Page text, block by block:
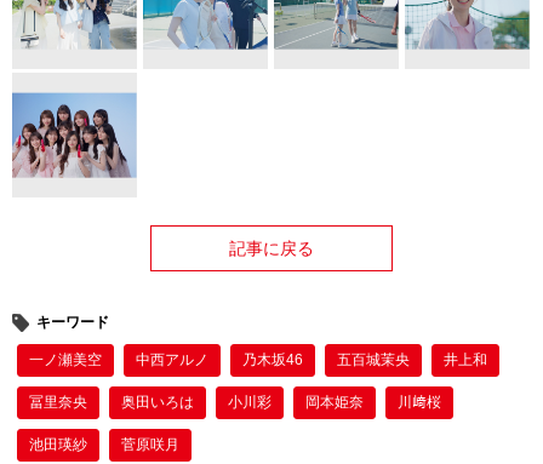
記事に戻る
キーワード
一ノ瀬美空 中西アルノ 乃木坂46 五百城茉央 井上和
冨里奈央 奥田いろは 小川彩 岡本姫奈 川﨑桜
池田瑛紗 菅原咲月